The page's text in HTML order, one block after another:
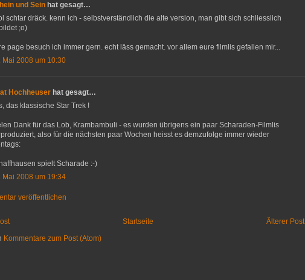
und Sein hat gesagt…
schtar dräck. kenn ich - selbstverständlich die alte version, man gibt sich schliesslich
;o)
page besuch ich immer gern. echt läss gemacht. vor allem eure filmlis gefallen mir...
Mai 2008 um 10:30
Hochheuser hat gesagt…
das klassische Star Trek !
Dank für das Lob, Krambambuli - es wurden übrigens ein paar Scharaden-Filmlis
also für die nächsten paar Wochen heisst es demzufolge immer wieder
spielt Scharade :-)
Mai 2008 um 19:34
veröffentlichen
Älterer Post
Startseite
Kommentare zum Post (Atom)